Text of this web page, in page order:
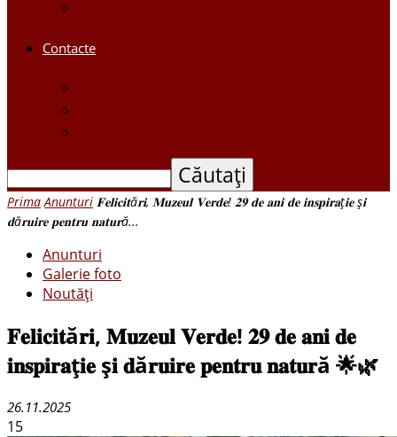
Contacte
Prima Anunturi 𝐅𝐞𝐥𝐢𝐜𝐢𝐭ă𝐫𝐢, 𝐌𝐮𝐳𝐞𝐮𝐥 𝐕𝐞𝐫𝐝𝐞! 𝟐𝟗 𝐝𝐞 𝐚𝐧𝐢 𝐝𝐞 𝐢𝐧𝐬𝐩𝐢𝐫𝐚ț𝐢𝐞 ș𝐢
𝐝ă𝐫𝐮𝐢𝐫𝐞 𝐩𝐞𝐧𝐭𝐫𝐮 𝐧𝐚𝐭𝐮𝐫ă...
Anunturi
Galerie foto
Noutăți
𝐅𝐞𝐥𝐢𝐜𝐢𝐭ă𝐫𝐢, 𝐌𝐮𝐳𝐞𝐮𝐥 𝐕𝐞𝐫𝐝𝐞! 𝟐𝟗 𝐝𝐞 𝐚𝐧𝐢 𝐝𝐞
𝐢𝐧𝐬𝐩𝐢𝐫𝐚ț𝐢𝐞 ș𝐢 𝐝ă𝐫𝐮𝐢𝐫𝐞 𝐩𝐞𝐧𝐭𝐫𝐮 𝐧𝐚𝐭𝐮𝐫ă 🌟🌿
26.11.2025
15